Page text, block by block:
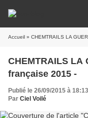
Accueil » CHEMTRAILS LA
CHEMTRAILS LA
française 2015 -
Publié le 26/09/2015 à 18:13
Par Ciel Voilé